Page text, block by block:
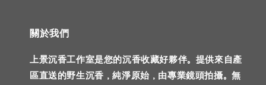
關於我們
上景沉香工作室是您的沉香收藏好夥伴。提供來自產
區直送的野生沉香，純淨原始，由專業鏡頭拍攝。無